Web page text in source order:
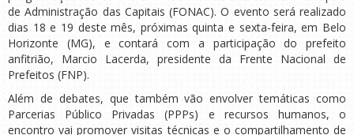
de Administração das Capitais (FONAC). O evento será realizado
dias 18 e 19 deste mês, próximas quinta e sexta-feira, em Belo
Horizonte (MG), e contará com a participação do prefeito
anfitrião, Marcio Lacerda, presidente da Frente Nacional de
Prefeitos (FNP).
Além de debates, que também vão envolver temáticas como
Parcerias Público Privadas (PPPs) e recursos humanos, o
encontro vai promover visitas técnicas e o compartilhamento de